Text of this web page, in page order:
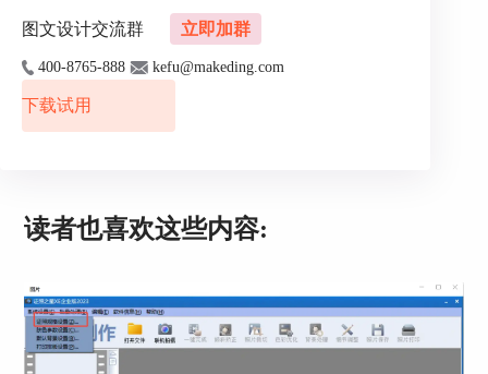
或者手动裁剪，这样就可以按照标准2寸对证件照
进行裁剪啦！相关文章：如何套用证照之星的模板
图文设计交流群 立即加群
400-8765-888 kefu@makeding.com
下载试用
读者也喜欢这些内容: